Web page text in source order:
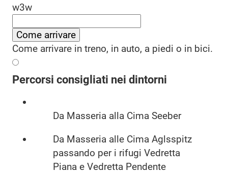
w3w
Come arrivare
Come arrivare in treno, in auto, a piedi o in bici.
Percorsi consigliati nei dintorni
Da Masseria alla Cima Seeber
Da Masseria alle Cima Aglsspitz
passando per i rifugi Vedretta
Piana e Vedretta Pendente